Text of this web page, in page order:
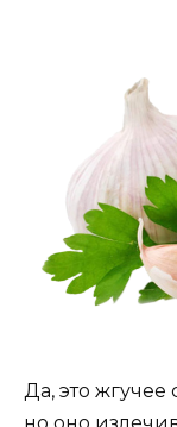
Да, это жгучее